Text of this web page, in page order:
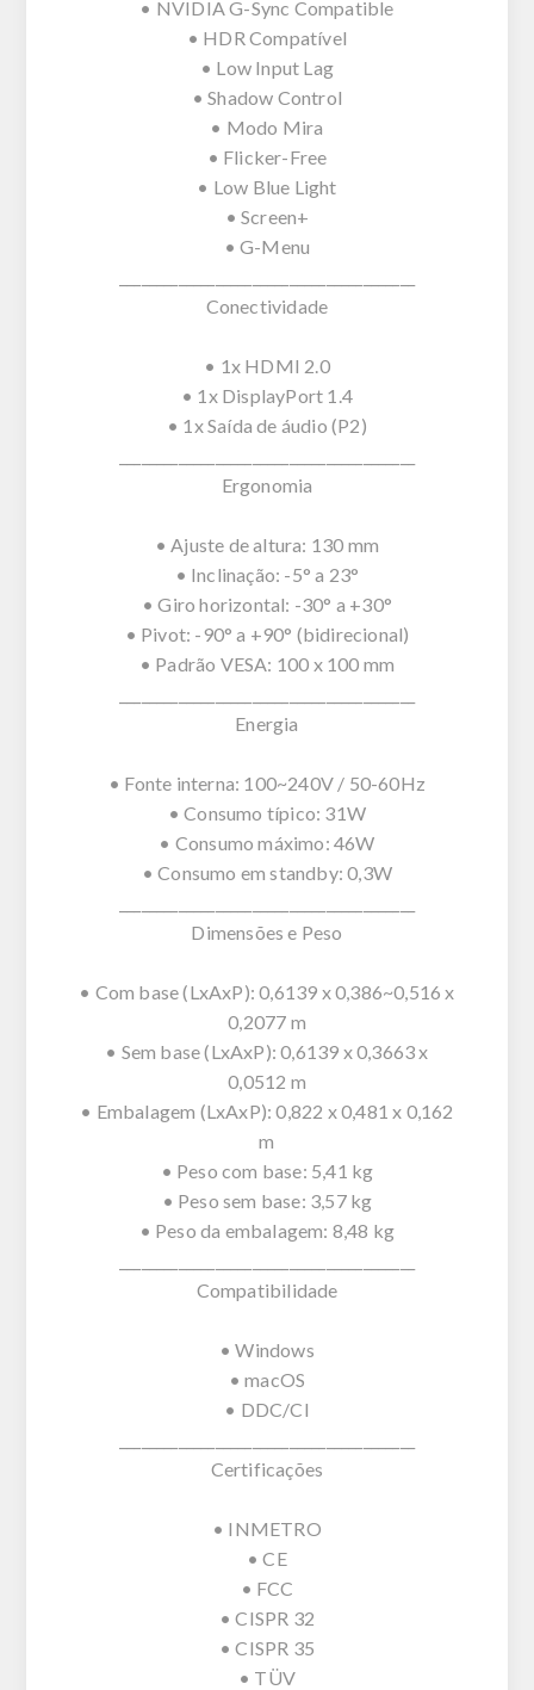
• NVIDIA G-Sync Compatible
• HDR Compatível
• Low Input Lag
• Shadow Control
• Modo Mira
• Flicker-Free
• Low Blue Light
• Screen+
• G-Menu
Conectividade
• 1x HDMI 2.0
• 1x DisplayPort 1.4
• 1x Saída de áudio (P2)
Ergonomia
• Ajuste de altura: 130 mm
• Inclinação: -5° a 23°
• Giro horizontal: -30° a +30°
• Pivot: -90° a +90° (bidirecional)
• Padrão VESA: 100 x 100 mm
Energia
• Fonte interna: 100~240V / 50-60Hz
• Consumo típico: 31W
• Consumo máximo: 46W
• Consumo em standby: 0,3W
Dimensões e Peso
• Com base (LxAxP): 0,6139 x 0,386~0,516 x
0,2077 m
• Sem base (LxAxP): 0,6139 x 0,3663 x
0,0512 m
• Embalagem (LxAxP): 0,822 x 0,481 x 0,162
m
• Peso com base: 5,41 kg
• Peso sem base: 3,57 kg
• Peso da embalagem: 8,48 kg
Compatibilidade
• Windows
• macOS
• DDC/CI
Certificações
• INMETRO
• CE
• FCC
• CISPR 32
• CISPR 35
• TÜV